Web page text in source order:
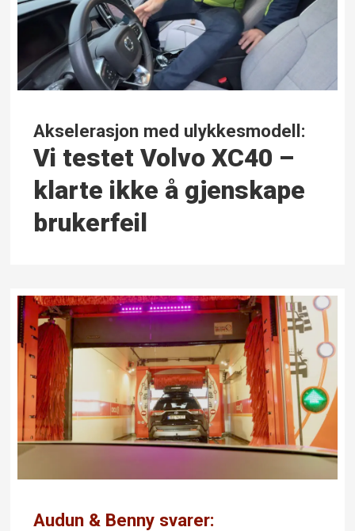
Akselerasjon med ulykkesmodell:
Vi testet Volvo XC40 –
klarte ikke å gjenskape
brukerfeil
Audun & Benny svarer: